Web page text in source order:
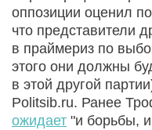
оппозиции оценил
что представители
в праймериз по
этого они должны
в этой другой
Politsib.ru. Ранее
ожидает "и борьбы,